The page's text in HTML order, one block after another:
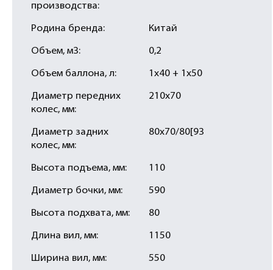
производства:
Родина бренда: Китай
Объем, м3: 0,2
Объем баллона, л: 1х40 + 1х50
Диаметр передних
колес, мм:
210х70
Диаметр задних
колес, мм:
80х70/80[93
Высота подъема, мм: 110
Диаметр бочки, мм: 590
Высота подхвата, мм: 80
Длина вил, мм: 1150
Ширина вил, мм: 550